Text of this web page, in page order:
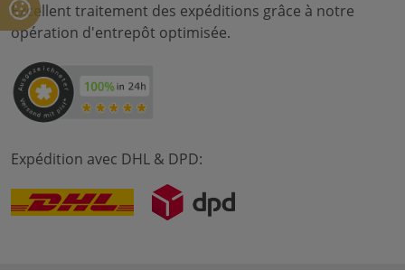
Excellent traitement des expéditions grâce à notre
opération d'entrepôt optimisée.
Expédition avec DHL & DPD: